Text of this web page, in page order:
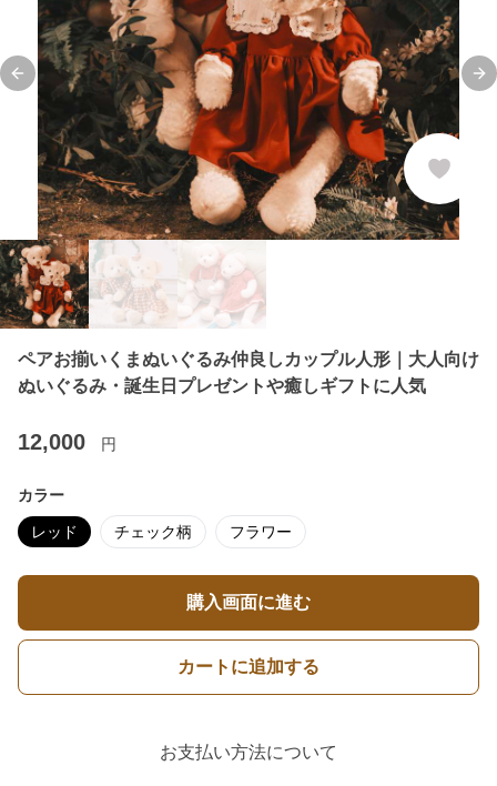
Previous slide
ペアお揃いくまぬいぐるみ仲良しカップル人形｜大人向け
ぬいぐるみ・誕生日プレゼントや癒しギフトに人気
12,000 円
カラー
レッド チェック柄 フラワー
購入画面に進む
カートに追加する
お支払い方法について